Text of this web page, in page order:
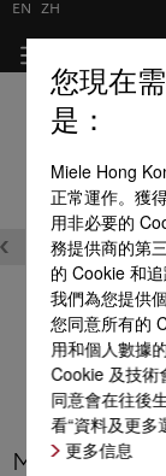
雪櫃
MasterCool –
EN ZH
您現在
是：
Miele Hong
正常運作。獲
用非必要的
務提供商的第
的 Cookie 和
我們為您提供
您同意所有的
用和個人數據
Cookie 及技術
同意會在往後
看“資料及更多
更多信息